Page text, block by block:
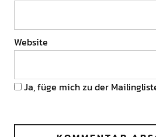
Website
Ja, füge mich zu der